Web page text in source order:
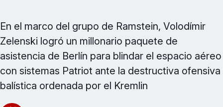
En el marco del grupo de Ramstein, Volodímir
Zelenski logró un millonario paquete de
asistencia de Berlín para blindar el espacio aéreo
con sistemas Patriot ante la destructiva ofensiva
balística ordenada por el Kremlin